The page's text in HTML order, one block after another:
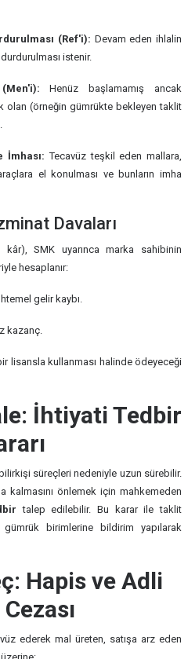
(Ref'i): Devam eden ihlalin
istenir.
Henüz başlamamış ancak
olan (örneğin gümrükte bekleyen taklit
İmhası: Tecavüz teşkil eden mallara,
el konulması ve bunların imha
Davaları
SMK uyarınca marka sahibinin
hesaplanır:
gelir kaybı.
kazanç.
lisansla kullanması halinde ödeyeceği
İhtiyati Tedbir
süreçleri nedeniyle uzun sürebilir.
kalmasını önlemek için mahkemeden
talep edilebilir. Bu karar ile taklit
birimlerine bildirim yapılarak
Hapis ve Adli
ederek mal üreten, satışa arz eden